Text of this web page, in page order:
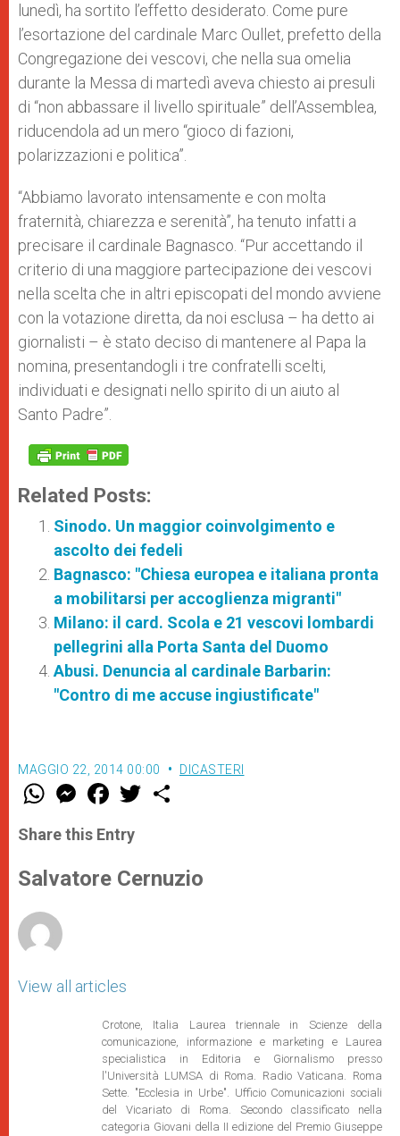
lunedì, ha sortito l’effetto desiderato. Come pure
l’esortazione del cardinale Marc Oullet, prefetto della
Congregazione dei vescovi, che nella sua omelia
durante la Messa di martedì aveva chiesto ai presuli
di “non abbassare il livello spirituale” dell’Assemblea,
riducendola ad un mero “gioco di fazioni,
polarizzazioni e politica”.
“Abbiamo lavorato intensamente e con molta
fraternità, chiarezza e serenità”, ha tenuto infatti a
precisare il cardinale Bagnasco. “Pur accettando il
criterio di una maggiore partecipazione dei vescovi
nella scelta che in altri episcopati del mondo avviene
con la votazione diretta, da noi esclusa – ha detto ai
giornalisti – è stato deciso di mantenere al Papa la
nomina, presentandogli i tre confratelli scelti,
individuati e designati nello spirito di un aiuto al
Santo Padre”.
Related Posts:
Sinodo. Un maggior coinvolgimento e
ascolto dei fedeli
Bagnasco: "Chiesa europea e italiana pronta
a mobilitarsi per accoglienza migranti"
Milano: il card. Scola e 21 vescovi lombardi
pellegrini alla Porta Santa del Duomo
Abusi. Denuncia al cardinale Barbarin:
"Contro di me accuse ingiustificate"
MAGGIO 22, 2014 00:00 DICASTERI
W
t
s
p
p
M
e
s
e
g
e
F
a
e
b
o
k
w
r
Share this Entry
Salvatore Cernuzio
View all articles
Crotone, Italia Laurea triennale in Scienze della
comunicazione, informazione e marketing e Laurea
specialistica in Editoria e Giornalismo presso
l'Università LUMSA di Roma. Radio Vaticana. Roma
Sette. "Ecclesia in Urbe". Ufficio Comunicazioni sociali
del Vicariato di Roma. Secondo classificato nella
categoria Giovani della II edizione del Premio Giuseppe